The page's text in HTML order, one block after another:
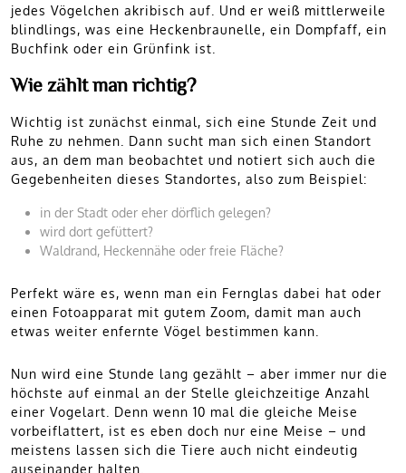
jedes Vögelchen akribisch auf. Und er weiß mittlerweile
blindlings, was eine Heckenbraunelle, ein Dompfaff, ein
Buchfink oder ein Grünfink ist.
Wie zählt man richtig?
Wichtig ist zunächst einmal, sich eine Stunde Zeit und
Ruhe zu nehmen. Dann sucht man sich einen Standort
aus, an dem man beobachtet und notiert sich auch die
Gegebenheiten dieses Standortes, also zum Beispiel:
in der Stadt oder eher dörflich gelegen?
wird dort gefüttert?
Waldrand, Heckennähe oder freie Fläche?
Perfekt wäre es, wenn man ein Fernglas dabei hat oder
einen Fotoapparat mit gutem Zoom, damit man auch
etwas weiter enfernte Vögel bestimmen kann.
Nun wird eine Stunde lang gezählt – aber immer nur die
höchste auf einmal an der Stelle gleichzeitige Anzahl
einer Vogelart. Denn wenn 10 mal die gleiche Meise
vorbeiflattert, ist es eben doch nur eine Meise – und
meistens lassen sich die Tiere auch nicht eindeutig
auseinander halten.